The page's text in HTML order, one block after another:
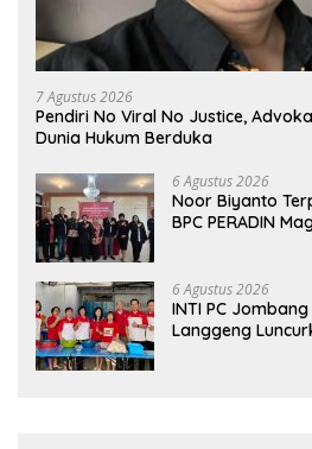
7 Agustus 2026
Pendiri No Viral No Justice,
Dunia Hukum Berduka
6 Agustus 2026
Noor Biyanto
BPC PERADIN
6 Agustus 2026
INTI PC
Langgeng